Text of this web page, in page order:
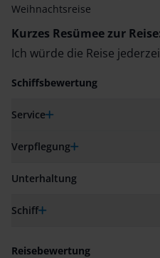
Weihnachtsreise
Kurzes Resümee zur
Ich würde die Reise
Schiffsbewertung
Service
Verpflegung
Unterhaltung
Schiff
Reisebewertung